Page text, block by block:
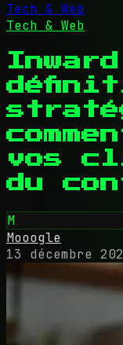
Tech & Web
Tech & Web
vos
du
M
Mooogle
13 décembre